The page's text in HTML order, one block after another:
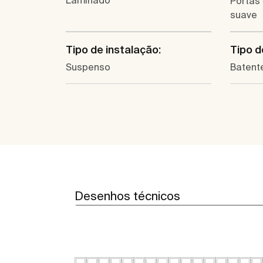
suave
Tipo de instalação:
Suspenso
Tipo
Desenhos técnicos